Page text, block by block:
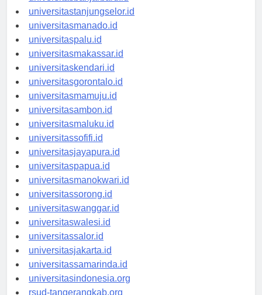
universitasbanjarbaru.id
universitastanjungselor.id
universitasmanado.id
universitaspalu.id
universitasmakassar.id
universitaskendari.id
universitasgorontalo.id
universitasmamuju.id
universitasambon.id
universitasmaluku.id
universitassofifi.id
universitasjayapura.id
universitaspapua.id
universitasmanokwari.id
universitassorong.id
universitaswanggar.id
universitaswalesi.id
universitassalor.id
universitasjakarta.id
universitassamarinda.id
universitasindonesia.org